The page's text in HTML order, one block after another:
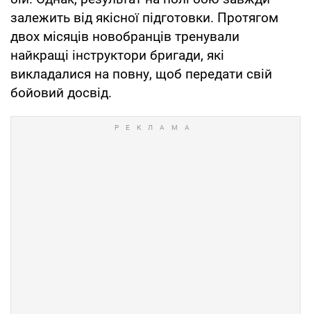
залежить від якісної підготовки. Протягом
двох місяців новобранців тренували
найкращі інструктори бригади, які
викладалися на повну, щоб передати свій
бойовий досвід.